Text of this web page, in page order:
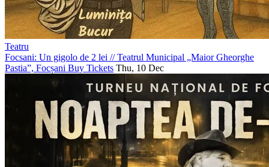
Teatru
Focsani: Un gigolo de 2 lei //Teatrul Municipal „Maior Gheorghe
Pastia”, Focșani Buy Tickets Thu, 10 Dec